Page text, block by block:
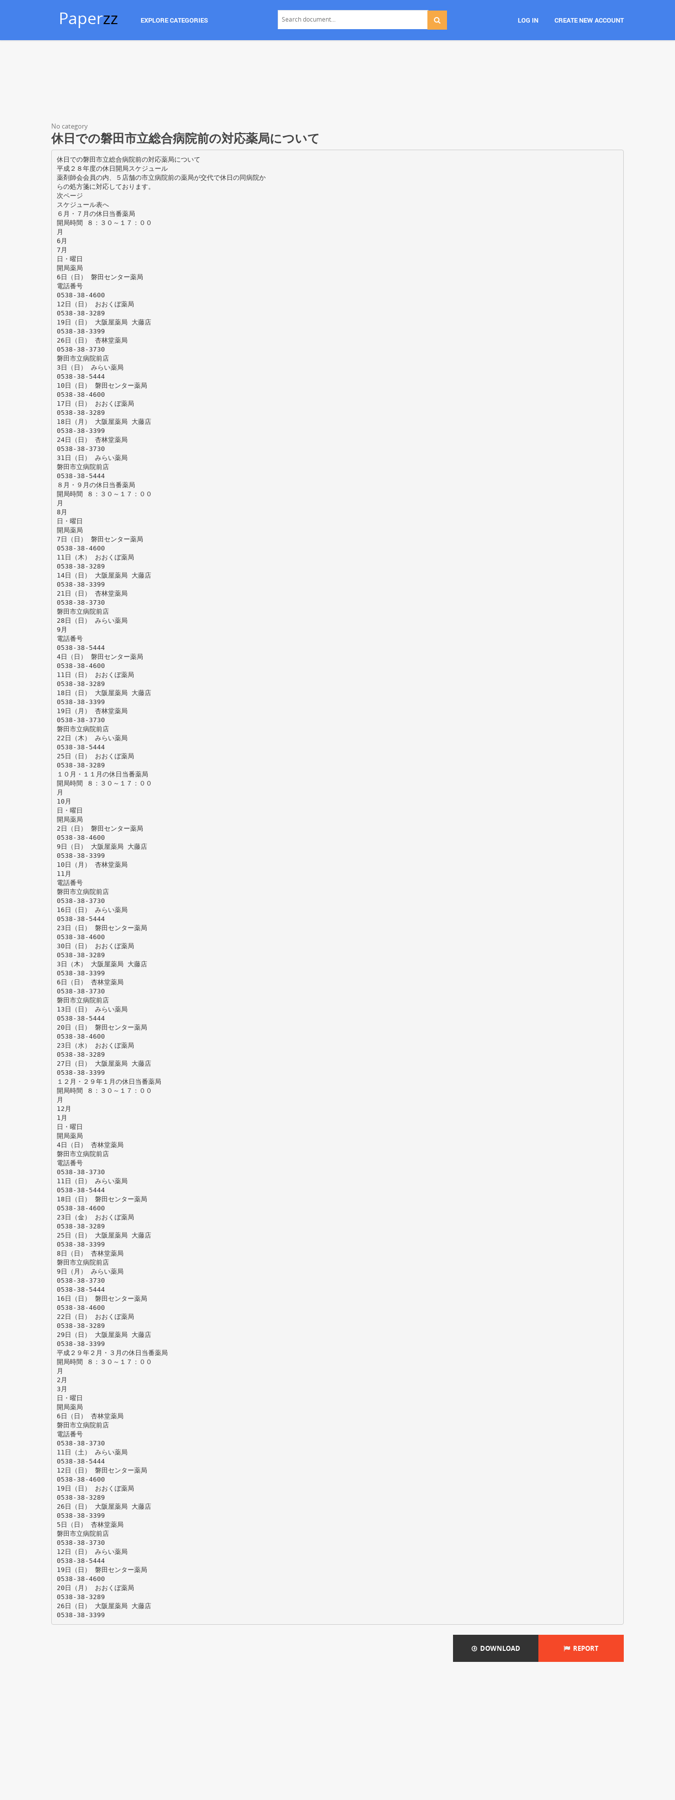
Paperzz EXPLORE CATEGORIES LOG IN CREATE NEW ACCOUNT
No category
休日での磐田市立総合病院前の対応薬局について
休日での磐田市立総合病院前の対応薬局について
平成２８年度の休日開局スケジュール
薬剤師会会員の内、５店舗の市立病院前の薬局が交代で休日の同病院か
らの処方箋に対応しております。
次ページ
スケジュール表へ
６月・７月の休日当番薬局
開局時間 ８：３０～１７：００
月
6月
7月
日・曜日
開局薬局
6日（日） 磐田センター薬局
電話番号
0538-38-4600
12日（日） おおくぼ薬局
0538-38-3289
19日（日） 大阪屋薬局 大藤店
0538-38-3399
26日（日） 杏林堂薬局
0538-38-3730
磐田市立病院前店
3日（日） みらい薬局
0538-38-5444
10日（日） 磐田センター薬局
0538-38-4600
17日（日） おおくぼ薬局
0538-38-3289
18日（月） 大阪屋薬局 大藤店
0538-38-3399
24日（日） 杏林堂薬局
0538-38-3730
31日（日） みらい薬局
磐田市立病院前店
0538-38-5444
８月・９月の休日当番薬局
開局時間 ８：３０～１７：００
月
8月
日・曜日
開局薬局
7日（日） 磐田センター薬局
0538-38-4600
11日（木） おおくぼ薬局
0538-38-3289
14日（日） 大阪屋薬局 大藤店
0538-38-3399
21日（日） 杏林堂薬局
0538-38-3730
磐田市立病院前店
28日（日） みらい薬局
9月
電話番号
0538-38-5444
4日（日） 磐田センター薬局
0538-38-4600
11日（日） おおくぼ薬局
0538-38-3289
18日（日） 大阪屋薬局 大藤店
0538-38-3399
19日（月） 杏林堂薬局
0538-38-3730
磐田市立病院前店
22日（木） みらい薬局
0538-38-5444
25日（日） おおくぼ薬局
0538-38-3289
１０月・１１月の休日当番薬局
開局時間 ８：３０～１７：００
月
10月
日・曜日
開局薬局
2日（日） 磐田センター薬局
0538-38-4600
9日（日） 大阪屋薬局 大藤店
0538-38-3399
10日（月） 杏林堂薬局
11月
電話番号
磐田市立病院前店
0538-38-3730
16日（日） みらい薬局
0538-38-5444
23日（日） 磐田センター薬局
0538-38-4600
30日（日） おおくぼ薬局
0538-38-3289
3日（木） 大阪屋薬局 大藤店
0538-38-3399
6日（日） 杏林堂薬局
0538-38-3730
磐田市立病院前店
13日（日） みらい薬局
0538-38-5444
20日（日） 磐田センター薬局
0538-38-4600
23日（水） おおくぼ薬局
0538-38-3289
27日（日） 大阪屋薬局 大藤店
0538-38-3399
１２月・２９年１月の休日当番薬局
開局時間 ８：３０～１７：００
月
12月
1月
日・曜日
開局薬局
4日（日） 杏林堂薬局
磐田市立病院前店
電話番号
0538-38-3730
11日（日） みらい薬局
0538-38-5444
18日（日） 磐田センター薬局
0538-38-4600
23日（金） おおくぼ薬局
0538-38-3289
25日（日） 大阪屋薬局 大藤店
0538-38-3399
8日（日） 杏林堂薬局
磐田市立病院前店
9日（月） みらい薬局
0538-38-3730
0538-38-5444
16日（日） 磐田センター薬局
0538-38-4600
22日（日） おおくぼ薬局
0538-38-3289
29日（日） 大阪屋薬局 大藤店
0538-38-3399
平成２９年２月・３月の休日当番薬局
開局時間 ８：３０～１７：００
月
2月
3月
日・曜日
開局薬局
6日（日） 杏林堂薬局
磐田市立病院前店
電話番号
0538-38-3730
11日（土） みらい薬局
0538-38-5444
12日（日） 磐田センター薬局
0538-38-4600
19日（日） おおくぼ薬局
0538-38-3289
26日（日） 大阪屋薬局 大藤店
0538-38-3399
5日（日） 杏林堂薬局
磐田市立病院前店
0538-38-3730
12日（日） みらい薬局
0538-38-5444
19日（日） 磐田センター薬局
0538-38-4600
20日（月） おおくぼ薬局
0538-38-3289
26日（日） 大阪屋薬局 大藤店
DOWNLOAD REPORT